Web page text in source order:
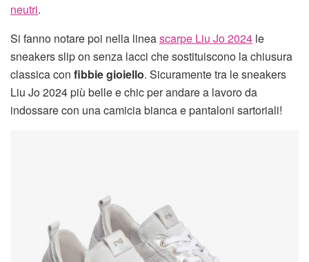
neutri.
Si fanno notare poi nella lineascarpe Liu Jo 2024 le
sneakers slip on senza lacci che sostituiscono la chiusura
classica con fibbiegioiello. Sicuramente tra le sneakers
Liu Jo 2024 più belle e chic per andare a lavoro da
indossare con una camicia bianca e pantaloni sartoriali!